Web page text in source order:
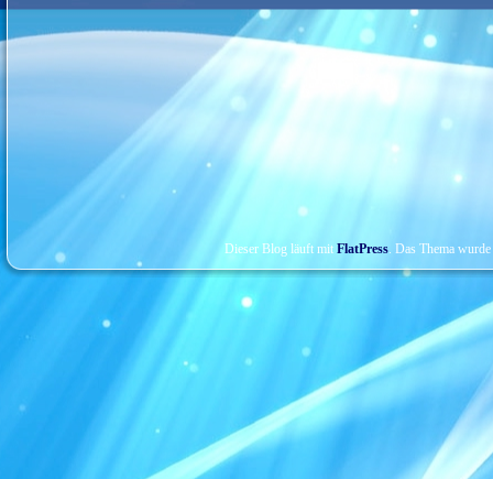
Dieser Blog läuft mit FlatPress. Das Thema